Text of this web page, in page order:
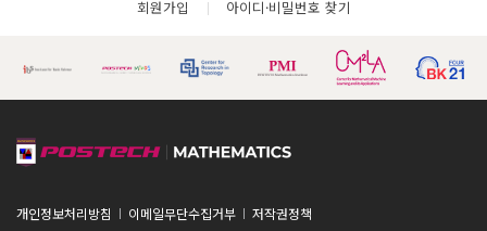
회원가입 아이디·비밀번호 찾기
개인정보처리방침 이메일무단수집거부
저작권정책